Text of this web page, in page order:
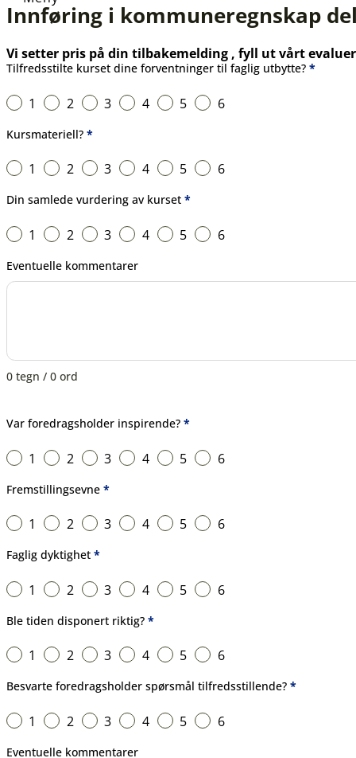
Innføring i kommuneregnskap
Vi setter pris på din tilbakemelding , fyll ut vårt
Kursets innhold
Tilfredsstilte kurset dine forventninger til faglig utbytte? *
1 2 3 4 5 6
Kursmateriell? *
1 2 3 4 5 6
Din samlede vurdering av kurset *
1 2 3 4 5 6
Eventuelle kommentarer
0 tegn / 0 ord
Foredragsholder
Var foredragsholder inspirende? *
1 2 3 4 5 6
Fremstillingsevne *
1 2 3 4 5 6
Faglig dyktighet *
1 2 3 4 5 6
Ble tiden disponert riktig? *
1 2 3 4 5 6
Besvarte foredragsholder spørsmål tilfredsstillende? *
1 2 3 4 5 6
Eventuelle kommentarer